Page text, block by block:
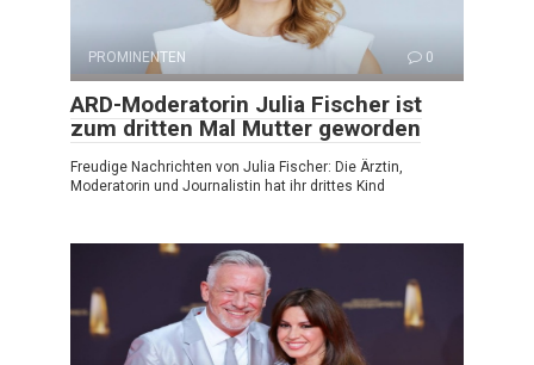
PROMINENTEN 0
ARD-Moderatorin Julia Fischer ist
zum dritten Mal Mutter geworden
Freudige Nachrichten von Julia Fischer: Die Ärztin,
Moderatorin und Journalistin hat ihr drittes Kind